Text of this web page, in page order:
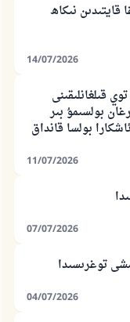
قايتىدىن نىكاھ
14/07/2026
قىلغانلىقىنى
بولسىمۇ بىر
بولسا قانداق
11/07/2026
07/07/2026
توغرىسىدا
04/07/2026
جاۋابى
قىلىڭ
دېگەن:
قىلغۇچىغا